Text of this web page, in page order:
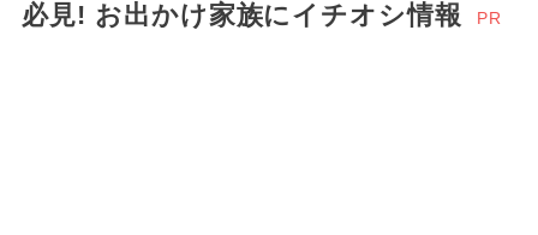
必見! お出かけ家族にイチオシ情報 PR